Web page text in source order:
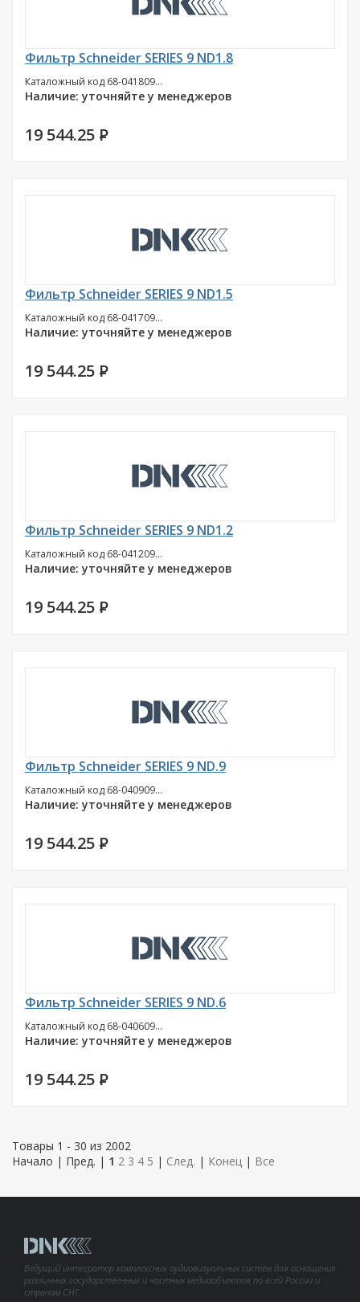
Фильтр Schneider SERIES 9 ND1.8
Каталожный код 68-041809...
Наличие: уточняйте у менеджеров
19 544.25 P
Фильтр Schneider SERIES 9 ND1.5
Каталожный код 68-041709...
Наличие: уточняйте у менеджеров
19 544.25 P
Фильтр Schneider SERIES 9 ND1.2
Каталожный код 68-041209...
Наличие: уточняйте у менеджеров
19 544.25 P
Фильтр Schneider SERIES 9 ND.9
Каталожный код 68-040909...
Наличие: уточняйте у менеджеров
19 544.25 P
Фильтр Schneider SERIES 9 ND.6
Каталожный код 68-040609...
Наличие: уточняйте у менеджеров
19 544.25 P
Товары 1 - 30 из 2002
Начало | Пред. | 1 2 3 4 5 | След. | Конец | Все
Ведущий интегратор комплексных аудиовизуальных систем для оснащения
различных государственных и частных медиаобъектов по всей России и
странам СНГ.